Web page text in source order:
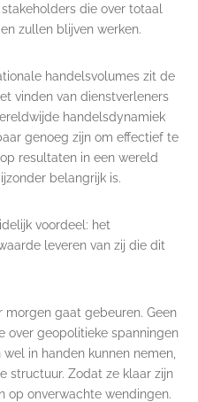
die over totaal
zullen blijven werken.
handelsvolumes zit de
vinden van dienstverleners
handelsdynamiek
genoeg zijn om effectief te
resultaten in een wereld
belangrijk is.
voordeel: het
leveren van zij die dit
morgen gaat gebeuren. Geen
over geopolitieke spanningen
in handen kunnen nemen,
structuur. Zodat ze klaar zijn
op onverwachte wendingen.